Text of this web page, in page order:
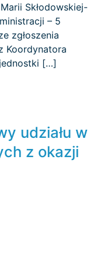
Skłodowskiej-
– 5
zgłoszenia
Koordynatora
[…]
udziału w
z okazji